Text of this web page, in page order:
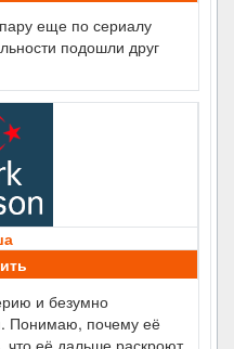
еще по сериалу
подошли друг
и безумно
Понимаю, почему её
что её дальше раскроют